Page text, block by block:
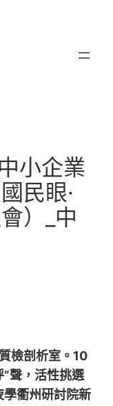
小企業
民眼·
）_中
檢剖析室。10
聲，活性挑選
衢州研討院新